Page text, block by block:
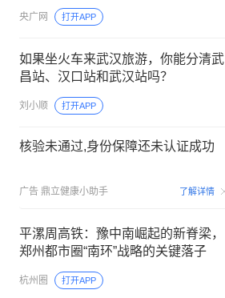
央广网 打开APP
如果坐火车来武汉旅游，你能分清武
昌站、汉口站和武汉站吗？
刘小顺 打开APP
核验未通过,身份保障还未认证成功
广告 鼎立健康小助手 了解详情
平漯周高铁：豫中南崛起的新脊梁，
郑州都市圈“南环”战略的关键落子
杭州圈 打开APP